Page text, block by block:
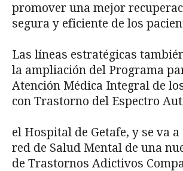
promover una mejor
segura y eficiente de los
Las líneas estratégicas
la ampliación del Programa
Atención Médica Integral de
con Trastorno del Espectro
el Hospital de Getafe, y se va
red de Salud Mental de una
de Trastornos Adictivos